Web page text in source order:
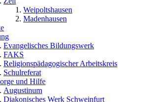
Weipoltshausen
Madenhausen
Evangelisches Bildungswerk
FAKS
Religionspädagogischer Arbeitskreis
Schulreferat
und Hilfe
Augustinum
Diakonisches Werk Schweinfurt